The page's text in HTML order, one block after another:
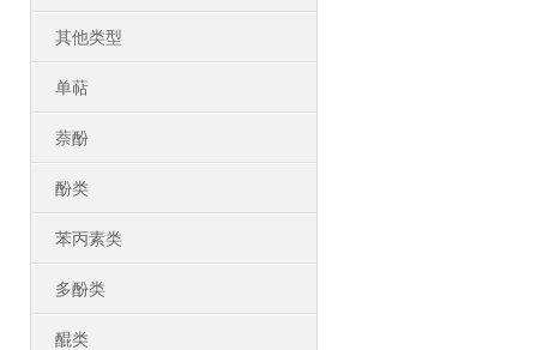
其他类型
单萜
萘酚
酚类
苯丙素类
多酚类
醌类